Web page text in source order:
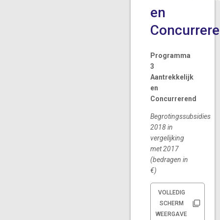
en
Programma
3
Aantrekkelijk
en
Concurrerend
Begrotingssubsidies
2018 in
vergelijking
met 2017
(bedragen in
€)
VOLLEDIG
SCHERM
WEERGAVE